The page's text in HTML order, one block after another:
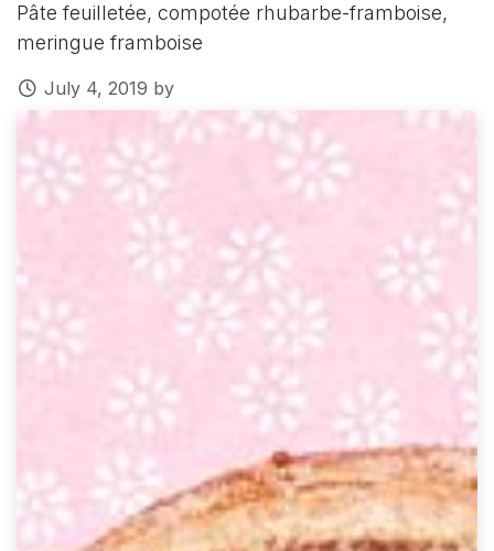
Pâte feuilletée, compotée rhubarbe-framboise,
meringue framboise
July 4, 2019 by